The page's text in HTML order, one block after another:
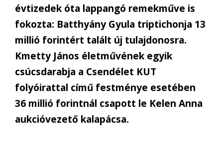
évtizedek óta lappangó remekműve is
fokozta: Batthyány Gyula triptichonja 13
millió forintért talált új tulajdonosra.
Kmetty János életművének egyik
csúcsdarabja a Csendélet KUT
folyóirattal című festménye esetében
36 millió forintnál csapott le Kelen Anna
aukcióvezető kalapácsa.